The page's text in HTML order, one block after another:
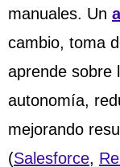
manuales. Un
cambio, toma
aprende sobre
autonomía,
mejorando
(Salesforce,